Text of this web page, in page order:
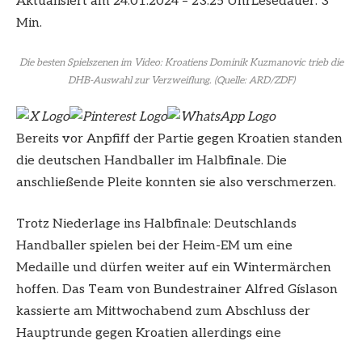
Min.
Die besten Spielszenen im Video: Kroatiens Dominik Kuzmanovic trieb die
DHB-Auswahl zur Verzweiflung. (Quelle: ARD/ZDF)
Bereits vor Anpfiff der Partie gegen Kroatien standen
die deutschen Handballer im Halbfinale. Die
anschließende Pleite konnten sie also verschmerzen.
Trotz Niederlage ins Halbfinale: Deutschlands
Handballer spielen bei der Heim-EM um eine
Medaille und dürfen weiter auf ein Wintermärchen
hoffen. Das Team von Bundestrainer Alfred Gíslason
kassierte am Mittwochabend zum Abschluss der
Hauptrunde gegen Kroatien allerdings eine